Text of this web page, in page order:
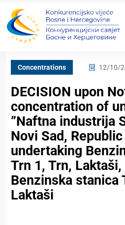
Concentrations 12/10/
DECISION upon
concentration of
”Naftna industrija
Novi Sad,
undertaking
Trn 1, Trn,
Benzinska stanica
Laktaši